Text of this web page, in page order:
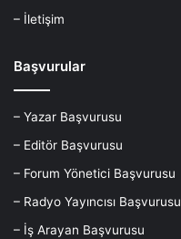
– İletişim
Başvurular
– Yazar Başvurusu
– Editör Başvurusu
– Forum Yönetici Başvurusu
– Radyo Yayıncısı Başvurusu
– İş Arayan Başvurusu